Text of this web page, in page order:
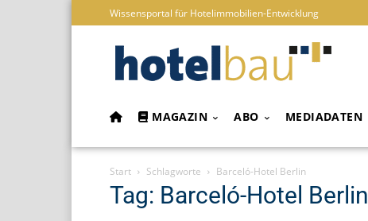
Wissensportal für Hotelimmobilien-Entwicklung
MAGAZIN ABO MEDIADATEN
Start Schlagworte Barceló-Hotel Berlin
Tag: Barceló-Hotel Berlin